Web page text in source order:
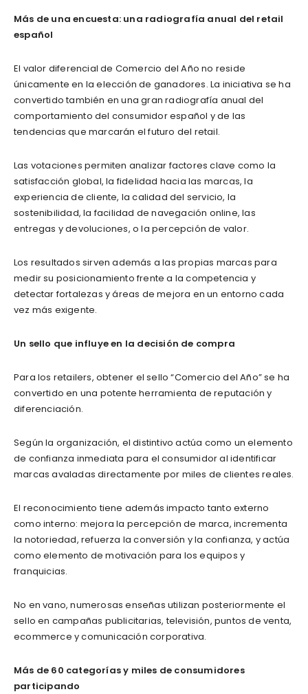
Más de una encuesta: una radiografía anual del retail
español
El valor diferencial de Comercio del Año no reside
únicamente en la elección de ganadores. La iniciativa se ha
convertido también en una gran radiografía anual del
comportamiento del consumidor español y de las
tendencias que marcarán el futuro del retail.
Las votaciones permiten analizar factores clave como la
satisfacción global, la fidelidad hacia las marcas, la
experiencia de cliente, la calidad del servicio, la
sostenibilidad, la facilidad de navegación online, las
entregas y devoluciones, o la percepción de valor.
Los resultados sirven además a las propias marcas para
medir su posicionamiento frente a la competencia y
detectar fortalezas y áreas de mejora en un entorno cada
vez más exigente.
Un sello que influye en la decisión de compra
Para los retailers, obtener el sello “Comercio del Año” se ha
convertido en una potente herramienta de reputación y
diferenciación.
Según la organización, el distintivo actúa como un elemento
de confianza inmediata para el consumidor al identificar
marcas avaladas directamente por miles de clientes reales.
El reconocimiento tiene además impacto tanto externo
como interno: mejora la percepción de marca, incrementa
la notoriedad, refuerza la conversión y la confianza, y actúa
como elemento de motivación para los equipos y
franquicias.
No en vano, numerosas enseñas utilizan posteriormente el
sello en campañas publicitarias, televisión, puntos de venta,
ecommerce y comunicación corporativa.
Más de 60 categorías y miles de consumidores
participando